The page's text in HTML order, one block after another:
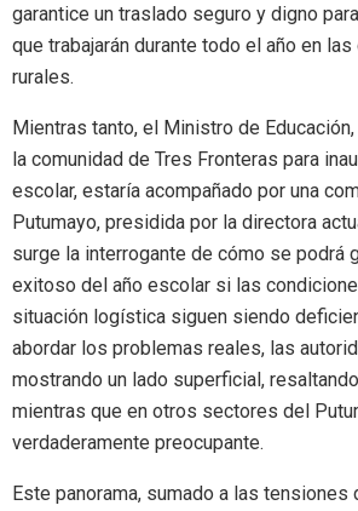
garantice un traslado seguro y digno
que trabajarán durante todo el año en
rurales.
Mientras tanto, el Ministro de
la comunidad de Tres Fronteras para
escolar, estaría acompañado por una
Putumayo, presidida por la directora
surge la interrogante de cómo se podrá
exitoso del año escolar si las
situación logística siguen siendo
abordar los problemas reales, las
mostrando un lado superficial,
mientras que en otros sectores del
verdaderamente preocupante.
Este panorama, sumado a las tensiones